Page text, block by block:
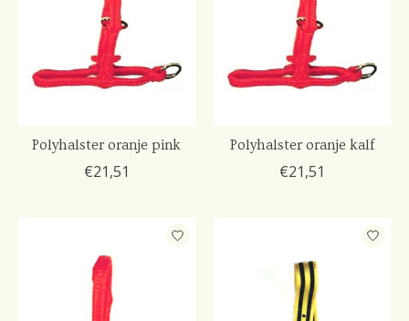
Polyhalster oranje pink
€21,51
Polyhalster oranje kalf
€21,51